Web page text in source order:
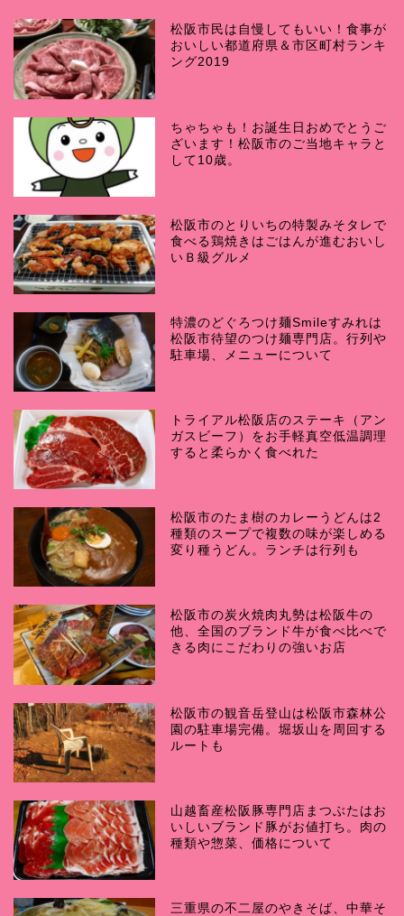
松阪市民は自慢してもいい！食事が
おいしい都道府県＆市区町村ランキ
ング2019
ちゃちゃも！お誕生日おめでとうご
ざいます！松阪市のご当地キャラと
して10歳。
松阪市のとりいちの特製みそタレで
食べる鶏焼きはごはんが進むおいし
いＢ級グルメ
特濃のどぐろつけ麺Smileすみれは
松阪市待望のつけ麺専門店。行列や
駐車場、メニューについて
トライアル松阪店のステーキ（アン
ガスビーフ）をお手軽真空低温調理
すると柔らかく食べれた
松阪市のたま樹のカレーうどんは2
種類のスープで複数の味が楽しめる
変り種うどん。ランチは行列も
松阪市の炭火焼肉丸勢は松阪牛の
他、全国のブランド牛が食べ比べで
きる肉にこだわりの強いお店
松阪市の観音岳登山は松阪市森林公
園の駐車場完備。堀坂山を周回する
ルートも
山越畜産松阪豚専門店まつぶたはお
いしいブランド豚がお値打ち。肉の
種類や惣菜、価格について
三重県の不二屋のやきそば、中華そ